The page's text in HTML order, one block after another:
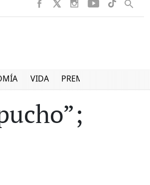
VIDA PREMIUM